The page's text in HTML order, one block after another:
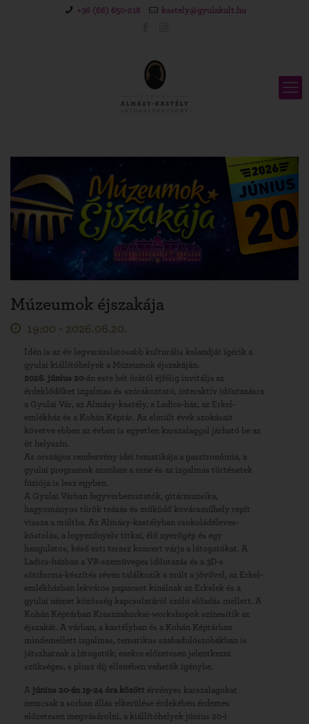
+36 (66) 650-218 kastely@gyulakult.hu
Múzeumok éjszakája
19:00 - 2026.06.20.
Idén is az év legvarázslatosabb kulturális kalandját ígérik a
gyulai kiállítóhelyek a Múzeumok éjszakáján.
2026. június 20-án este hét órától éjfélig invitálja az
érdeklődőket izgalmas és szórakoztató, interaktív időutazásra
a Gyulai Vár, az Almásy-kastély, a Ladics-ház, az Erkel-
emlékház és a Kohán Képtár. Az elmúlt évek szokásait
követve ebben az évben is egyetlen karszalaggal járható be az
öt helyszín.
Az országos rendezvény idei tematikája a gasztronómia, a
gyulai programok azonban a zene és az izgalmas történetek
fúziója is lesz egyben.
A Gyulai Várban fegyverbemutatók, gitármuzsika,
hagyományos török teázás és működő kovácsműhely repít
vissza a múltba. Az Almásy-kastélyban csokoládéleves-
kóstolás, a legyezőnyelv titkai, élő nyerőgép és egy
hangulatos, késő esti terasz koncert várja a látogatókat. A
Ladics-házban a VR-szemüveges időutazás és a 3D-s
sütiforma-készítés révén találkozik a múlt a jövővel, az Erkel-
emlékházban lekváros papucsot kínálnak az Erkelek és a
gyulai német közösség kapcsolatáról szóló előadás mellett. A
Kohán Képtárban Krasznahorkai-workshopok színesítik az
éjszakát. A várban, a kastélyban és a Kohán Képtárban
mindemellett izgalmas, tematikus szabadulószobákban is
játszhatnak a látogatók; ezekre előzetesen jelentkezni
szükséges, s plusz díj ellenében vehetők igénybe.
A június 20-án 19-24 óra között érvényes karszalagokat
nemcsak a sorban állás elkerülése érdekében érdemes
előzetesen megvásárolni, a kiállítóhelyek június 20-i